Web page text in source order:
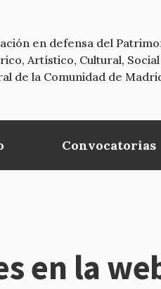
en defensa del
Artístico, Cultural,
de la Comunidad de
Convocatorias
en la